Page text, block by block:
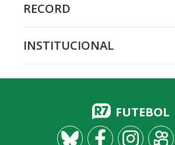
RECORD
INSTITUCIONAL
FUTEBOL